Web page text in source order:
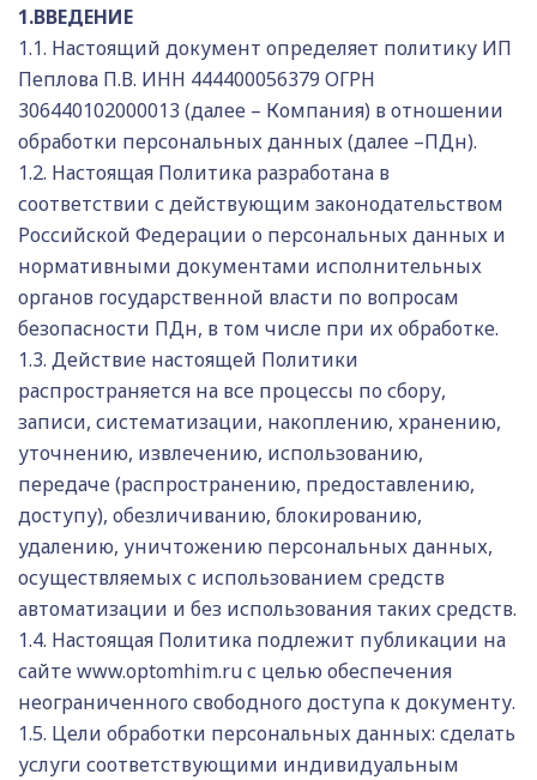
1.ВВЕДЕНИЕ
1.1. Настоящий документ определяет политику ИП
Пеплова П.В. ИНН 444400056379 ОГРН
306440102000013 (далее – Компания) в отношении
обработки персональных данных (далее –ПДн).
1.2. Настоящая Политика разработана в
соответствии с действующим законодательством
Российской Федерации о персональных данных и
нормативными документами исполнительных
органов государственной власти по вопросам
безопасности ПДн, в том числе при их обработке.
1.3. Действие настоящей Политики
распространяется на все процессы по сбору,
записи, систематизации, накоплению, хранению,
уточнению, извлечению, использованию,
передаче (распространению, предоставлению,
доступу), обезличиванию, блокированию,
удалению, уничтожению персональных данных,
осуществляемых с использованием средств
автоматизации и без использования таких средств.
1.4. Настоящая Политика подлежит публикации на
сайте www.optomhim.ru с целью обеспечения
неограниченного свободного доступа к документу.
1.5. Цели обработки персональных данных: сделать
услуги соответствующими индивидуальным